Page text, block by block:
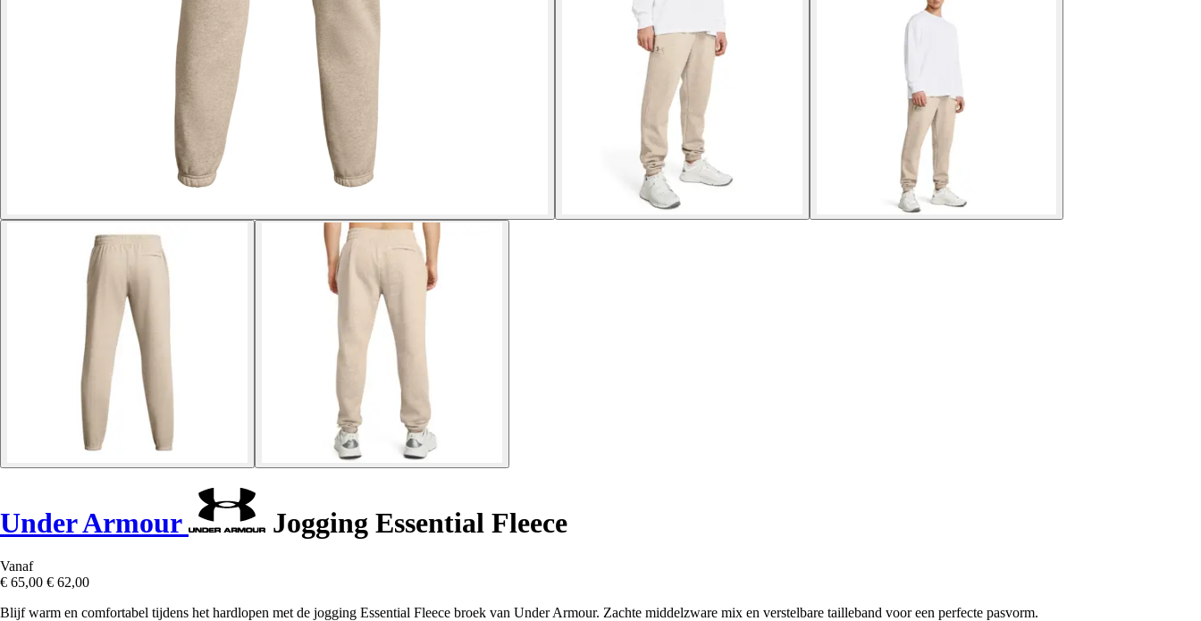
Under Armour Jogging Essential Fleece
Vanaf
€ 65,00 € 62,00
Blijf warm en comfortabel tijdens het hardlopen met de jogging Essential Fleece broek van Under Armour. Zachte middelzware mix en verstelbare tailleband voor een perfecte pasvorm.